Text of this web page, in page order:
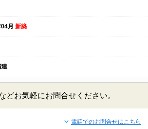
月 新築
建
お気軽にお問合せください。
電話でのお問合せはこちら